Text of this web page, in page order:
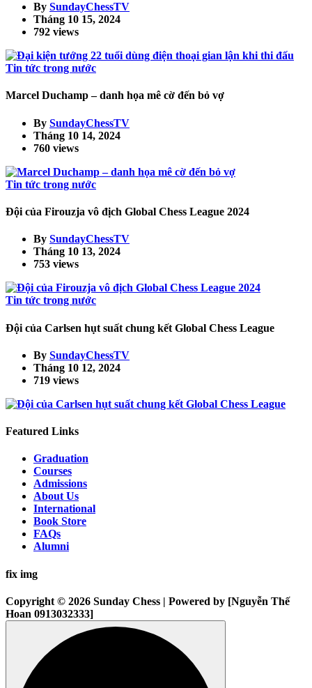
By SundayChessTV
Tháng 10 15, 2024
792 views
Tin tức trong nước
Marcel Duchamp – danh họa mê cờ đến bỏ vợ
By SundayChessTV
Tháng 10 14, 2024
760 views
Tin tức trong nước
Đội của Firouzja vô địch Global Chess League 2024
By SundayChessTV
Tháng 10 13, 2024
753 views
Tin tức trong nước
Đội của Carlsen hụt suất chung kết Global Chess League
By SundayChessTV
Tháng 10 12, 2024
719 views
Featured Links
Graduation
Courses
Admissions
About Us
International
Book Store
FAQs
Alumni
fix img
Copyright © 2026 Sunday Chess | Powered by [Nguyễn Thế
Hoan 0913032333]